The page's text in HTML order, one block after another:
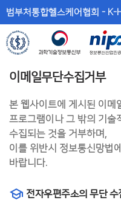
뉴
바
로
가
문
바
로
가
범부처통합헬스케어협회 -
이메일무단수집거부
본 웹사이트에 게시된 이메
프로그램이나 그 밖의 기술
수집되는 것을 거부하며,
이를 위반시 정보통신망법
바랍니다.
전자우편주소의 무단 수